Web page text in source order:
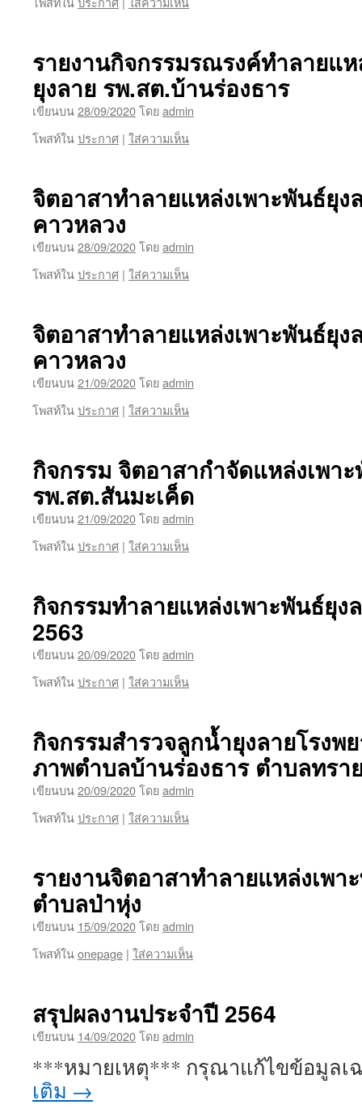
รายงานกิจกรรมรณรงค์ทำลายแ
ยุงลาย รพ.สต.บ้านร่องธาร
เขียนบน28/09/2020โดยadmin
โพสท์ในประกาศ | ใส่ความเห็น
จิตอาสาทำลายแหล่งเพาะพันธ์ยุ
คาวหลวง
เขียนบน28/09/2020โดยadmin
โพสท์ในประกาศ | ใส่ความเห็น
จิตอาสาทำลายแหล่งเพาะพันธ์ยุ
คาวหลวง
เขียนบน21/09/2020โดยadmin
โพสท์ในประกาศ | ใส่ความเห็น
กิจกรรม จิตอาสากำจัดแหล่งเพา
รพ.สต.สันมะเค็ด
เขียนบน21/09/2020โดยadmin
โพสท์ในประกาศ | ใส่ความเห็น
กิจกรรมทำลายแหล่งเพาะพันธ์ยุง
2563
เขียนบน20/09/2020โดยadmin
โพสท์ในประกาศ | ใส่ความเห็น
กิจกรรมสำรวจลูกน้ำยุงลายโรงพ
ภาพตำบลบ้านร่องธาร ตำบลทรา
เขียนบน20/09/2020โดยadmin
โพสท์ในประกาศ | ใส่ความเห็น
รายงานจิตอาสาทำลายแหล่งเพา
ตำบลป่าหุ่ง
เขียนบน 15/09/2020โดยadmin
โพสท์ในonepage | ใส่ความเห็น
สรุปผลงานประจำปี 2564
เขียนบน 14/09/2020โดยadmin
***หมายเหตุ*** กรุณาแก้ไขข้อมูลเ
เติม →